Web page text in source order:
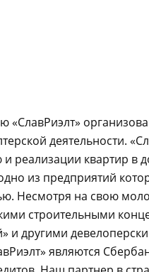
деятельности.
квартир в
из предприятий
Несмотря на свою
строительными
и другими
являются